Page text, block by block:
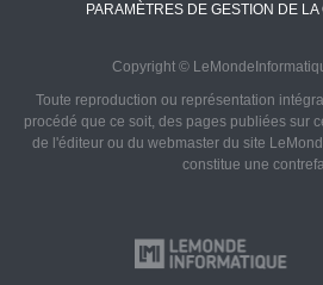
PARAMÈTRES DE GESTION DE
Copyright ©
Toute reproduction ou représentation
procédé que ce soit, des pages publiées sur
de l'éditeur ou du webmaster du site
constitue une